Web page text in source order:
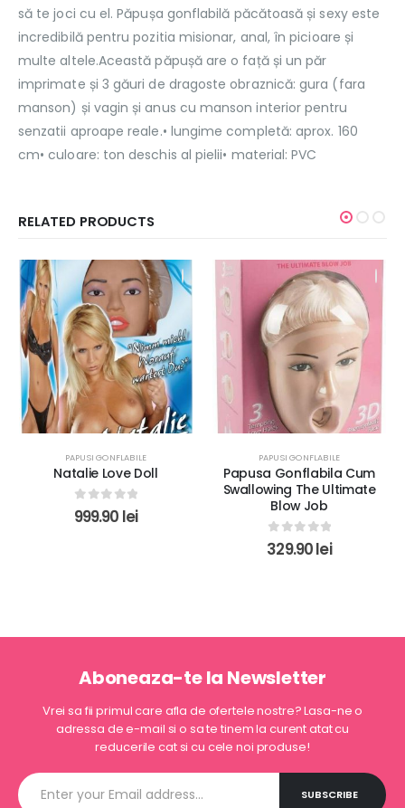
să te joci cu el. Păpușa gonflabilă păcătoasă și sexy este
incredibilă pentru pozitia misionar, anal, în picioare și
multe altele.Această păpușă are o față și un păr
imprimate și 3 găuri de dragoste obraznică: gura (fara
manson) și vagin și anus cu manson interior pentru
senzatii aproape reale.• lungime completă: aprox. 160
cm• culoare: ton deschis al pielii• material: PVC
RELATED PRODUCTS
PAPUSI GONFLABILE
Natalie Love Doll
0out of 5
999.90 lei
PAPUSI GONFLABILE
Papusa Gonflabila Cum
Swallowing The Ultimate
Blow Job
0out of 5
329.90lei
Aboneaza-te la Newsletter
Vrei sa fii primul care afla de ofertele nostre? Lasa-ne o
adressa de e-mail si o sa te tinem la curent atat cu
reducerile cat si cu cele noi produse!